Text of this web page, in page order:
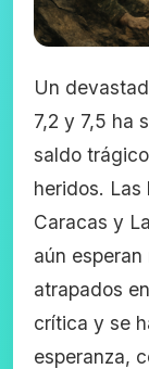
Un
7,2 y 7,5 ha
saldo
heridos. Las
Caracas y
aún
atrapados
crítica y se
esperanza,